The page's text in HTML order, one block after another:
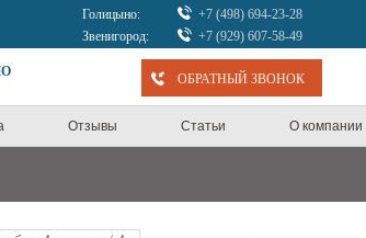
Голицыно:
+7 (498) 694-23-28
Звенигород:
+7 (929) 607-58-49
ОБРАТНЫЙ ЗВОНОК
Отзывы Статьи О компании